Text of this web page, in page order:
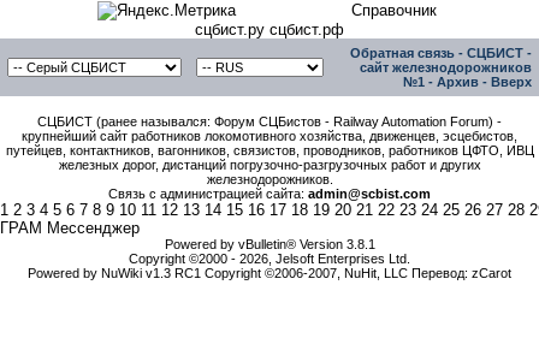
Справочник
сцбист.ру сцбист.рф
Обратная связь - СЦБИСТ -
сайт железнодорожников
№1 - Архив - Вверх
СЦБИСТ (ранее назывался: Форум СЦБистов - Railway Automation Forum) -
крупнейший сайт работников локомотивного хозяйства, движенцев, эсцебистов,
путейцев, контактников, вагонников, связистов, проводников, работников ЦФТО, ИВЦ
железных дорог, дистанций погрузочно-разгрузочных работ и других
железнодорожников.
Связь с администрацией сайта: admin@scbist.com
1 2 3 4 5 6 7 8 9 10 11 12 13 14 15 16 17 18 19 20 21 22 23 24 25 26 27 28
ГРАМ Мессенджер
Powered by vBulletin® Version 3.8.1
Copyright ©2000 - 2026, Jelsoft Enterprises Ltd.
Powered by NuWiki v1.3 RC1 Copyright ©2006-2007, NuHit, LLC Перевод: zCarot